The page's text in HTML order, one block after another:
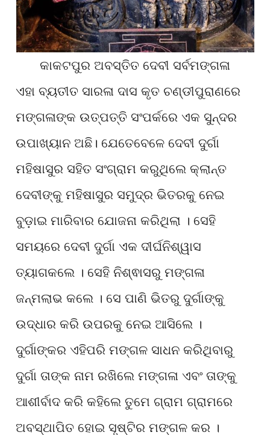
କାକଟପୁର ଅବସ୍ତିତ ଦେବୀ ସର୍ବମଙ୍ଗଳା
ଏହା ବ୍ୟତୀତ ସାରଳା ଦାସ କୃତ ଚଣ୍ଡୀପୁରାଣରେ
ମଙ୍ଗଳାଙ୍କ ଉତ୍ପତ୍ତି ସଂପର୍କରେ ଏକ ସୁନ୍ଦର
ଉପାଖ୍ୟାନ ଅଛି। ଯେତେବେଳେ ଦେବୀ ଦୁର୍ଗା
ମହିଷାସୁର ସହିତ ସଂଗ୍ରାମ କରୁଥିଲେ କ୍ଲାନ୍ତ
ଦେବୀଙ୍କୁ ମହିଷାସୁର ସମୁଦ୍ର ଭିତରକୁ ନେଇ
ବୁଡ଼ାଇ ମାରିବାର ଯୋଜନା କରିଥିଲା । ସେହି
ସମୟରେ ଦେବୀ ଦୁର୍ଗା ଏକ ଦୀର୍ଘନିଶ୍ୱାସ
ତ୍ୟାଗକଲେ । ସେହି ନିଶ୍ଵାସରୁ ମଙ୍ଗଳା
ଜନ୍ମଲାଭ କଲେ । ସେ ପାଣି ଭିତରୁ ଦୁର୍ଗାଙ୍କୁ
ଉଦ୍ଧାର କରି ଉପରକୁ ନେଇ ଆସିଲେ ।
ଦୁର୍ଗାଙ୍କର ଏହିପରି ମଙ୍ଗଳ ସାଧନ କରିଥିବାରୁ
ଦୁର୍ଗା ତାଙ୍କ ନାମ ରଖିଲେ ମଙ୍ଗଳା ଏବଂ ତାଙ୍କୁ
ଆଶୀର୍ବାଦ କରି କହିଲେ ତୁମେ ଗ୍ରାମ ଗ୍ରାମରେ
ଅବସ୍ଥାପିତ ହୋଇ ସୃଷ୍ଟିର ମଙ୍ଗଳ କର ।